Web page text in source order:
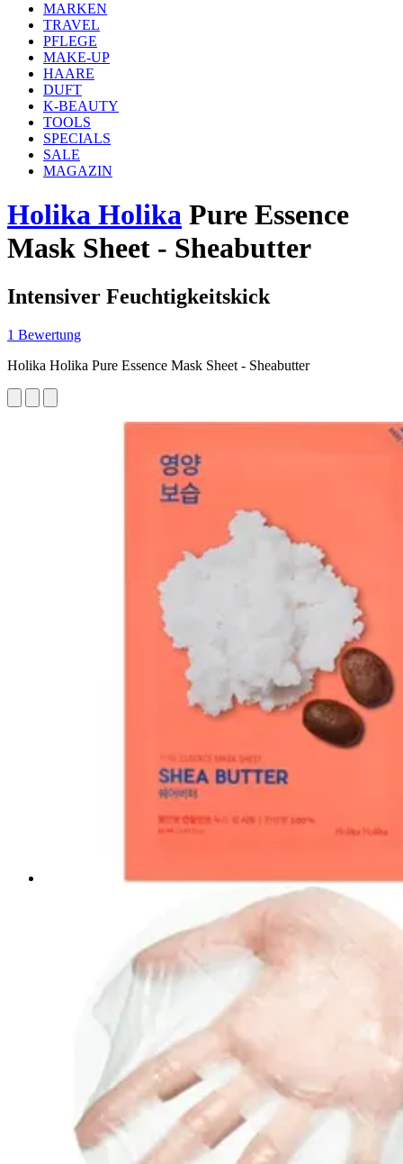
MARKEN
TRAVEL
PFLEGE
MAKE-UP
HAARE
DUFT
K-BEAUTY
TOOLS
SPECIALS
SALE
MAGAZIN
Holika Holika Pure Essence
Mask Sheet - Sheabutter
Intensiver Feuchtigkeitskick
1 Bewertung
Holika Holika Pure Essence Mask Sheet - Sheabutter